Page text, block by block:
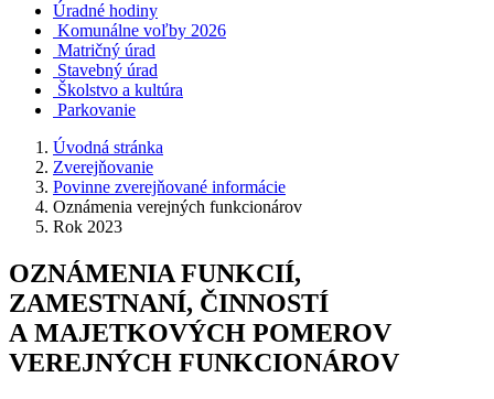
Úradné hodiny
Komunálne voľby 2026
Matričný úrad
Stavebný úrad
Školstvo a kultúra
Parkovanie
Úvodná stránka
Zverejňovanie
Povinne zverejňované informácie
Oznámenia verejných funkcionárov
Rok 2023
OZNÁMENIA FUNKCIÍ,
ZAMESTNANÍ, ČINNOSTÍ
A MAJETKOVÝCH POMEROV
VEREJNÝCH FUNKCIONÁROV